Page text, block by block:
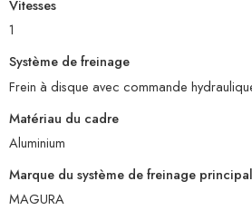
Vitesses
1
Système de freinage
Frein à disque avec commande
Matériau du cadre
Aluminium
Marque du système de freinage
MAGURA